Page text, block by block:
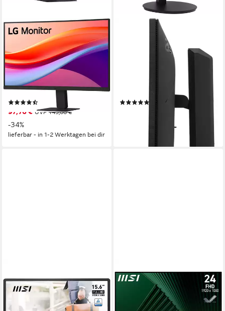
LG
24U421A Curved-LED-
Monitor
60 cm/ 24 Zoll Diagonale
1920 x 1080 px, Full HD Auflösung
5 ms Reaktionszeit
97,76 € UVP149,00 €
-34%
lieferbar - in 1-2 Werktagen bei dir
Vero CB242YP6bmiprx LED-
Diagonale
1920 x 1080 px, Full HD
ab 89,00 € 119,00 €
lieferbar - in 1-2 Werktagen bei dir